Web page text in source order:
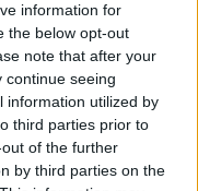
information for
the below opt-out
note that after your
continue seeing
information utilized by
third parties prior to
of the further
by third parties on the
Κώνστας
στην
παράταξη του
Όλα ξεκίνησαν
συζήτηση στο
και την
παράταξης με